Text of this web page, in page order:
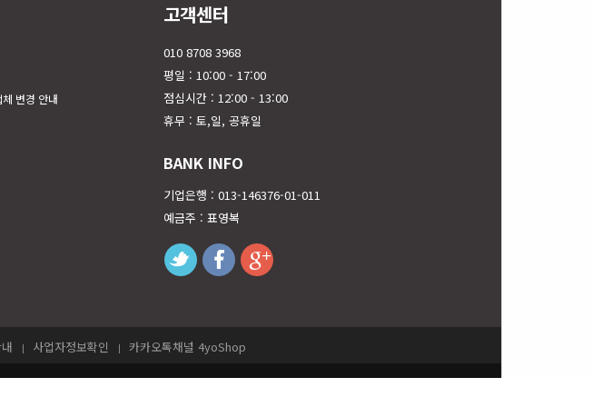
변경 안내
고객센터
010 8708 3968
평일 : 10:00 - 17:00
점심시간 : 12:00 - 13:00
휴무 : 토,일, 공휴일
BANK INFO
기업은행 : 013-146376-01-011
예금주 : 표영복
twitterfacebook
사업자정보확인 카카오톡채널 4yoShop